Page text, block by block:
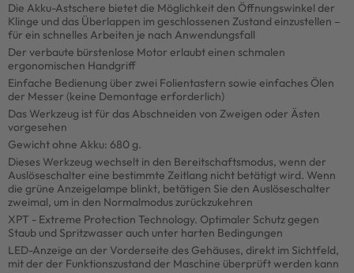
Die Akku-Astschere bietet die Möglichkeit den Öffnungswinkel der
Klinge und das Überlappen im geschlossenen Zustand einzustellen –
für ein schnelles Arbeiten je nach Anwendungsfall
Der verbaute bürstenlose Motor erlaubt einen schmalen
ergonomischen Handgriff
Einfache Bedienung über zwei Folientastern sowie einfaches Ölen
der Messer (keine Demontage erforderlich)
Das Werkzeug ist für das Abschneiden von Zweigen oder Ästen
vorgesehen
Gewicht ohne Akku: 680 g.
Dieses Werkzeug wechselt in den Bereitschaftsmodus, wenn der
Auslöseschalter eine bestimmte Zeitlang nicht betätigt wird. Wenn
die grüne Anzeigelampe blinkt, betätigen Sie den Auslöseschalter
zweimal, um in den Normalmodus zurückzukehren
XPT - Extreme Protection Technology. Optimaler Schutz gegen
Staub und Spritzwasser auch unter harten Bedingungen
LED-Anzeige an der Vorderseite des Gehäuses, direkt im Sichtfeld,
mit der der Funktionszustand der Maschine überprüft werden kann